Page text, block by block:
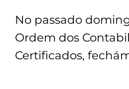
Ocorrências
Contactos
No passado
Ordem dos
Certificados,